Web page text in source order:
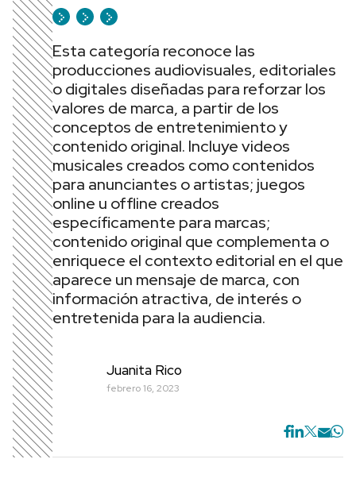
Esta categoría reconoce las
producciones audiovisuales, editoriales
o digitales diseñadas para reforzar los
valores de marca, a partir de los
conceptos de entretenimiento y
contenido original. Incluye videos
musicales creados como contenidos
para anunciantes o artistas; juegos
online u offline creados
específicamente para marcas;
contenido original que complementa o
enriquece el contexto editorial en el que
aparece un mensaje de marca, con
información atractiva, de interés o
entretenida para la audiencia.
Juanita Rico
febrero 16, 2023